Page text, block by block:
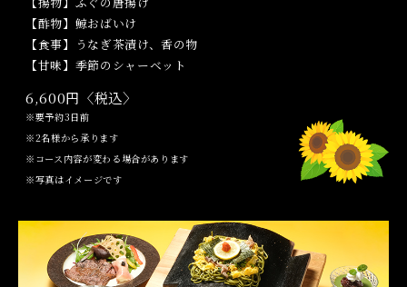
【酢物】鯨おばいけ
【食事】うなぎ茶漬け、香の物
【甘味】季節のシャーベット
6,600円〈税込〉
※要予約3日前
※2名様から承ります
※コース内容が変わる場合があります
※写真はイメージです